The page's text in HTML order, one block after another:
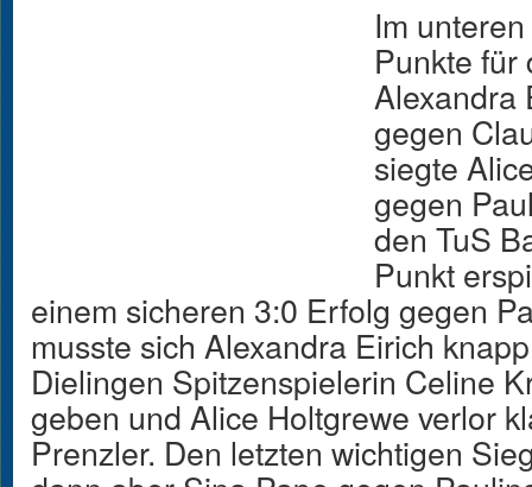
Im
Punkte für
Alexandra
gegen
siegte
gegen
den TuS
Punkt
einem sicheren 3:0 Erfolg gegen
musste sich Alexandra Eirich
Dielingen Spitzenspielerin Celine
geben und Alice Holtgrewe verlor
Prenzler. Den letzten wichtigen